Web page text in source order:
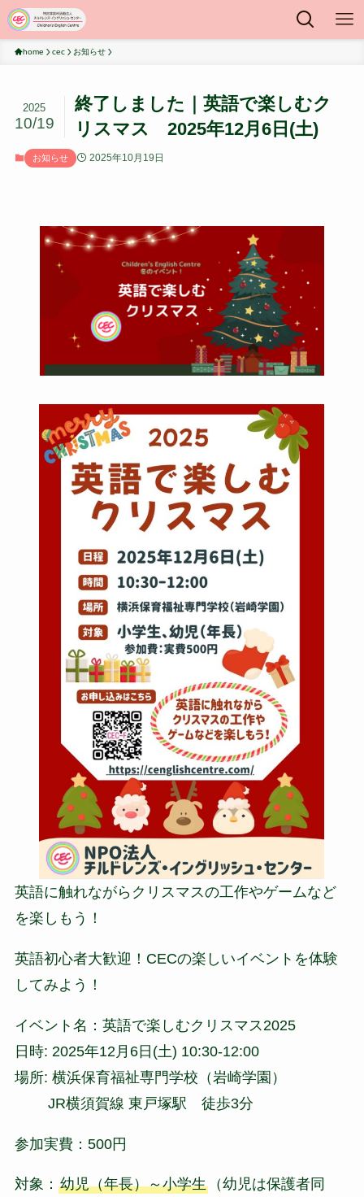
home cec お知らせ
終了しました｜英語で楽しむク
リスマス 2025年12月6日(土)
2025
10/19
お知らせ 2025年10月19日
英語に触れながらクリスマスの工作やゲームなど
を楽しもう！
英語初心者大歓迎！CECの楽しいイベントを体験
してみよう！
イベント名：英語で楽しむクリスマス2025
日時: 2025年12月6日(土) 10:30-12:00
場所: 横浜保育福祉専門学校（岩崎学園）
JR横須賀線 東戸塚駅 徒歩3分
参加実費：500円
対象： 幼児（年長）～小学生（幼児は保護者同